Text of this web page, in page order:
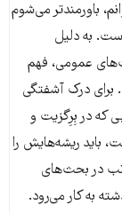
باورمندتر می‌شوم
به دلیل
عمومی، فهم
برای درک آشفتگی
که در بِرِگزیت و
باید ریشه‌هایش را
در بحث‌های
به کار می‌رود.